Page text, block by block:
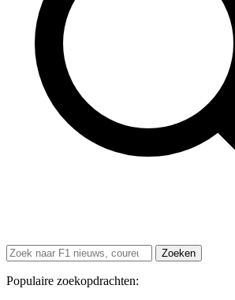
Zoeken
Populaire zoekopdrachten: